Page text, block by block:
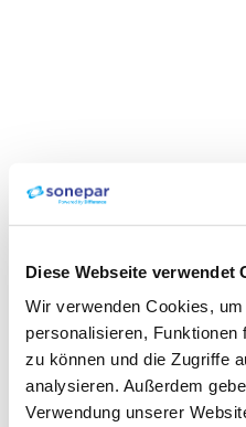
Diese Webseite verwendet
Wir verwenden Cookies,
personalisieren, Funktionen
zu können und die Zugriffe
analysieren. Außerdem
Verwendung unserer